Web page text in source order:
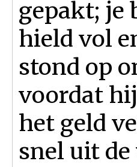
gepakt; je
hield vol
stond op
voordat
het geld
snel uit